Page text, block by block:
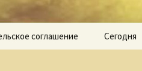
соглашение Сегодня